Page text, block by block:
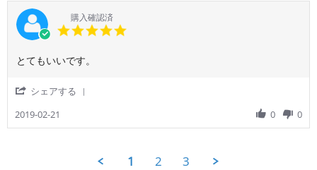
on
10
Mar
2019
ラ
ゴ
ン
ご
利
用
者
購入確認済
Review
ご
利
者
様
review
と
て
い
い
とてもいいです。
シェアする
by
用
2019-02-21 0 0
1 2 3